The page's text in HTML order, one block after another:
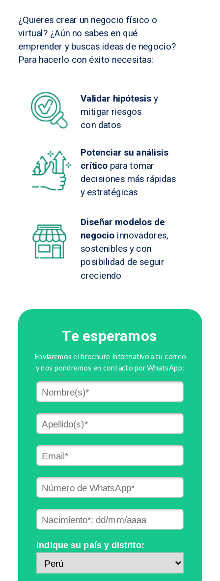
Te esperamos
Enviaremos el brochure informativo a tu correo
y nos pondremos en contacto por WhatsApp:
Indique su país y distrito:
¿Quieres crear un negocio físico o
virtual? ¿Aún no sabes en qué
emprender y buscas ideas de negocio?
Para hacerlo con éxito necesitas:
Validar hipótesis y
mitigar riesgos
con datos
Potenciar su análisis
crítico para tomar
decisiones más rápidas
y estratégicas
Diseñar modelos de
negocio innovadores,
sostenibles y con
posibilidad de seguir
creciendo